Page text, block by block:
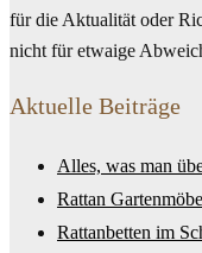
für die Aktualität oder
nicht für etwaige
Aktuelle Beiträge
Alles, was man
Rattan
Rattanbetten im